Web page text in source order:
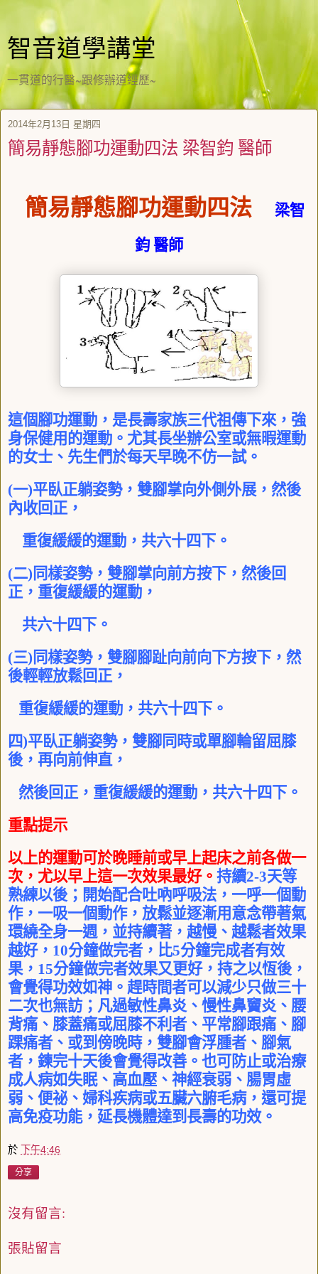
智音道學講堂
一貫道的行醫~跟修辦道經歷~
2014年2月13日 星期四
簡易靜態腳功運動四法 梁智鈞 醫師
簡易靜態腳功運動四法 梁智
鈞 醫師
這個腳功運動，是長壽家族三代祖傳下來，強
身保健用的運動。尤其長坐辦公室或無暇運動
的女士、先生們於每天早晚不仿一試。
(一)平臥正躺姿勢，雙腳掌向外側外展，然後
內收回正，
重復緩緩的運動，共六十四下。
(二) 同樣姿勢，雙腳掌向前方按下，然後回
正，重復緩緩的運動，
共六十四下。
(三) 同樣姿勢，雙腳腳趾向前向下方按下，然
後輕輕放鬆回正，
重復緩緩的運動，共六十四下。
四)平臥正躺姿勢，雙腳同時或單腳輪留屈膝
後，再向前伸直，
然後回正，重復緩緩的運動，共六十四下。
重點提示
以上的運動可於晚睡前或早上起床之前各做一
次，尤以早上這一次效果最好。 持續2-3天等
熟練以後；開始配合吐吶呼吸法，一呼一個動
作，一吸一個動作，放鬆並逐漸用意念帶著氣
環繞全身一週，並持續著，越慢、越鬆者效果
越好， 10分鐘做完者，比5分鐘完成者有效
果， 15分鐘做完者效果又更好，持之以恆後，
會覺得功效如神。趕時間者可以減少只做三十
二次也無訪；凡過敏性鼻炎、慢性鼻竇炎、腰
背痛、膝蓋痛或屈膝不利者、平常腳跟痛、腳
踝痛者、或到傍晚時，雙腳會浮腫者、腳氣
者，鍊完十天後會覺得改善。也可防止或治療
成人病如失眠、高血壓、神經衰弱、腸胃虛
弱、便祕、婦科疾病或五臟六腑毛病，還可提
高免疫功能，延長機體達到長壽的功效。
於 下午4:46
分享
沒有留言:
張貼留言